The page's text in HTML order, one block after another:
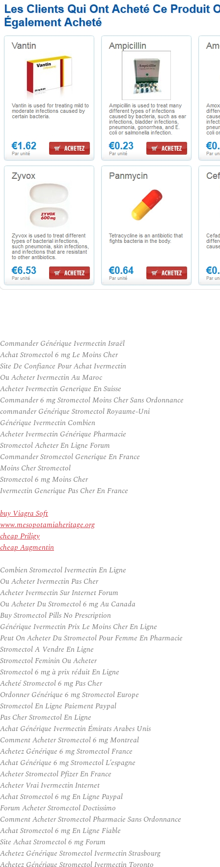
Commander Générique Ivermectin Israël
Achat Stromectol 6 mg Le Moins Cher
Site De Confiance Pour Achat Ivermectin
Ou Acheter Ivermectin Au Maroc
Acheter Ivermectin Generique En Suisse
Commander 6 mg Stromectol Moins Cher Sans Ordonnance
commander Générique Stromectol Royaume-Uni
Générique Ivermectin Combien
Acheter Ivermectin Générique Pharmacie
Stromectol Acheter En Ligne Forum
Commander Stromectol Generique En France
Moins Cher Stromectol
Stromectol 6 mg Moins Cher
Ivermectin Generique Pas Cher En France
buy Viagra Soft
www.mesopotamiaheritage.org
cheap Priligy
cheap Augmentin
Combien Stromectol Ivermectin En Ligne
Ou Acheter Ivermectin Pas Cher
Acheter Ivermectin Sur Internet Forum
Ou Acheter Du Stromectol 6 mg Au Canada
Buy Stromectol Pills No Prescription
Générique Ivermectin Prix Le Moins Cher En Ligne
Peut On Acheter Du Stromectol Pour Femme En Pharmacie
Stromectol A Vendre En Ligne
Stromectol Feminin Ou Acheter
Stromectol 6 mg à prix réduit En Ligne
Acheté Stromectol 6 mg Pas Cher
Ordonner Générique 6 mg Stromectol Europe
Stromectol En Ligne Paiement Paypal
Pas Cher Stromectol En Ligne
Achat Générique Ivermectin Émirats Arabes Unis
Comment Acheter Stromectol 6 mg Montreal
Achetez Générique 6 mg Stromectol France
Achat Générique 6 mg Stromectol L’espagne
Acheter Stromectol Pfizer En France
Acheter Vrai Ivermectin Internet
Achat Stromectol 6 mg En Ligne Paypal
Forum Acheter Stromectol Doctissimo
Comment Acheter Stromectol Pharmacie Sans Ordonnance
Achat Stromectol 6 mg En Ligne Fiable
Site Achat Stromectol 6 mg Forum
Achetez Générique Stromectol Ivermectin Strasbourg